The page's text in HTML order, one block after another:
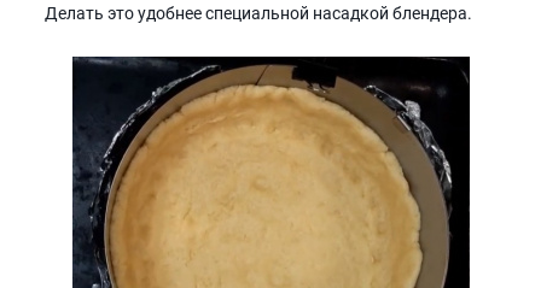
Делать это удобнее специальной насадкой блендера.